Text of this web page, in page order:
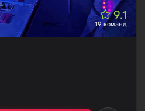
9.1
19 команд